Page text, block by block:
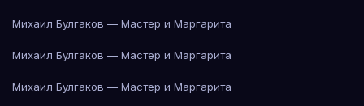
Михаил Булгаков — Мастер и Маргарита
Михаил Булгаков — Мастер и Маргарита
Михаил Булгаков — Мастер и Маргарита